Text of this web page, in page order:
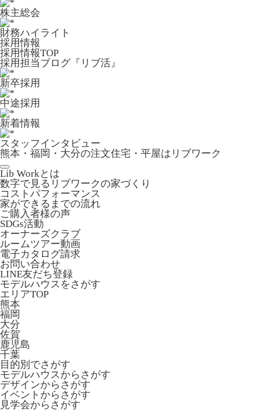
株主総会
財務ハイライト
採用情報
採用情報TOP
採用担当ブログ『リブ活』
新卒採用
中途採用
新着情報
スタッフインタビュー
熊本・福岡・大分の注文住宅・平屋はリブワーク
Lib Workとは
数字で見るリブワークの家づくり
コストパフォーマンス
家ができるまでの流れ
ご購入者様の声
SDGs活動
オーナーズクラブ
ルームツアー動画
電子カタログ請求
お問い合わせ
LINE友だち登録
モデルハウスをさがす
エリアTOP
熊本
福岡
大分
佐賀
鹿児島
千葉
目的別でさがす
モデルハウスからさがす
デザインからさがす
イベントからさがす
見学会からさがす